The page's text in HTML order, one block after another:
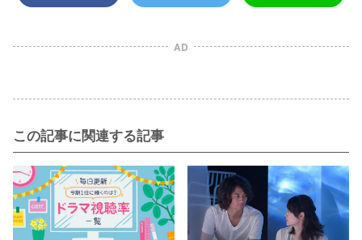
AD
この記事に関連する記事